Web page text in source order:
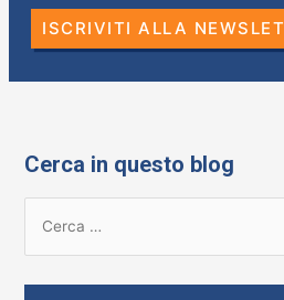
ISCRIVITI ALLA
Cerca in questo blog